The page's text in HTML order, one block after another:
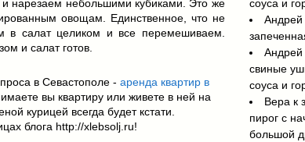
нарезаем небольшими кубиками. Это же
овощам. Единственное, что не
в салат целиком и все перемешиваем.
и салат готов.
в Севастополе -аренда квартир в
вы квартиру или живете в ней на
курицей всегда будет кстати.
блога http://xlebsolj.ru!
соуса и
свиные
соуса и
Верак
пирог с
большой